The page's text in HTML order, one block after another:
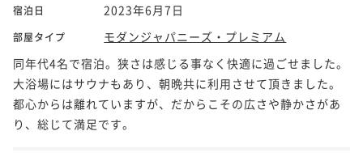
宿泊日 2023年6月7日
部屋タイプ
モダンジャパニーズ・プレミアム
同年代4名で宿泊。狭さは感じる事なく快適に過ごせました。
大浴場にはサウナもあり、朝晩共に利用させて頂きました。
都心からは離れていますが、だからこその広さや静かさがあ
り、総じて満足です。